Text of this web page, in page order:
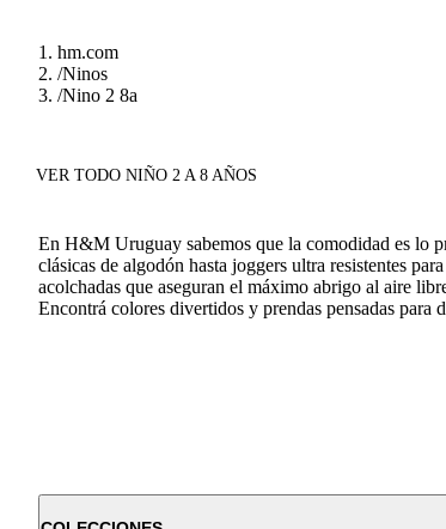
hm.com
/Ninos
/Nino 2 8a
VER TODO NIÑO 2 A 8 AÑOS
En H&M Uruguay sabemos que la comodidad es lo
clásicas de algodón hasta joggers ultra resistentes
acolchadas que aseguran el máximo abrigo al aire
Encontrá colores divertidos y prendas pensadas para